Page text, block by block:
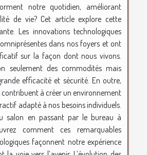
notre quotidien, améliorant
de vie? Cet article explore cette
Les innovations technologiques
dans nos foyers et ont
sur la façon dont nous vivons.
seulement des commodités mais
efficacité et sécurité. En outre,
contribuent à créer un environnement
adapté à nos besoins individuels.
salon en passant par le bureau à
comment ces remarquables
façonnent notre expérience